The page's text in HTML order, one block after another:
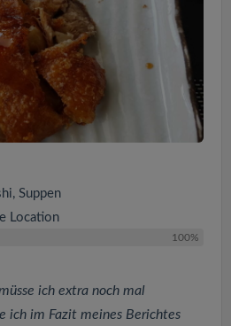
Suppen
Location
100%
ich extra noch mal
ich im Fazit meines Berichtes